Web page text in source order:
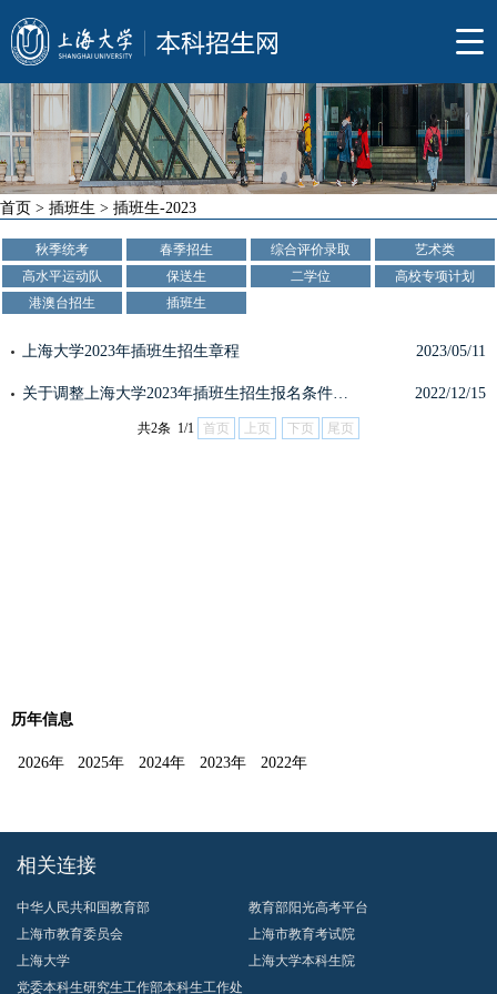
首页 > 插班生 > 插班生-2023
秋季统考 春季招生 综合评价录取
艺术类
高水平运动队
保送生 二学位
高校专项计划
港澳台招生
插班生
上海大学2023年插班生招生章程 2023/05/11
关于调整上海大学2023年插班生招生报名条件的预告 2022/12/15
共2条 1/1 首页 上页 下页 尾页
历年信息
2026年 2025年 2024年 2023年 2022年
相关连接
中华人民共和国教育部
教育部阳光高考平台
上海市教育委员会
上海市教育考试院
上海大学
上海大学本科生院
党委本科生研究生工作部本科生工作处